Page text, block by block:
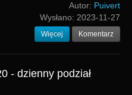
Autor: Puivert
Wysłano: 2023-11-27
Więcej Komentarz
- dzienny podział